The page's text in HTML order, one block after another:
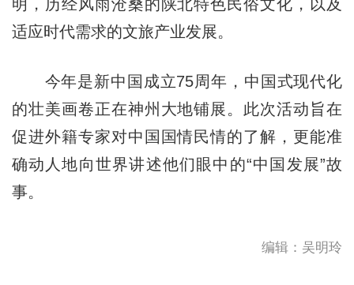
明，历经风雨沧桑的陕北特色民俗文化，以及
适应时代需求的文旅产业发展。
今年是新中国成立75周年，中国式现代化
的壮美画卷正在神州大地铺展。此次活动旨在
促进外籍专家对中国国情民情的了解，更能准
确动人地向世界讲述他们眼中的“中国发展”故
事。
编辑：吴明玲